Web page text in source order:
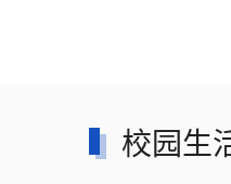
三所名校——博
ula 中学、威尔士
校园生